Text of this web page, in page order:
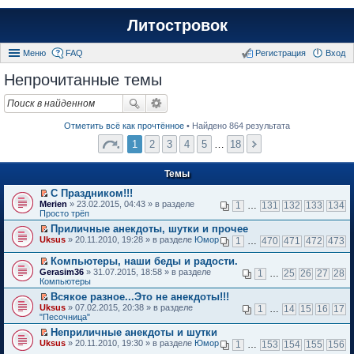
Литостровок
Меню FAQ Вход
Регистрация
Непрочитанные темы
Отметить всё как прочтённое • Найдено 864 результата
1 2 3 4 5 18
Темы
П
е
р
й
и
к
п
е
р
в
о
м
у
н
С Праздником!!!
1 … 131 132 133 134
Merien » 23.02.2015, 04:43 » в разделе
Просто трёп
П
р
е
й
т
и
к
п
е
р
в
Приличные анекдоты, шутки и прочее
1 … 470 471 472 473
Uksus » 20.11.2010, 19:28 » в разделе Юмор
П
е
р
е
й
т
и
к
п
Компьютеры, наши беды и радости.
1 … 25 26 27 28
Gerasim36 » 31.07.2015, 18:58 » в разделе
Компьютеры
П
е
р
е
й
Всякое разное...Это не анекдоты!!!
1 … 14 15 16 17
Uksus » 07.02.2015, 20:38 » в разделе
"Песочница"
П
Неприличные анекдоты и шутки
1 … 153 154 155 156
Uksus » 20.11.2010, 19:30 » в разделе Юмор